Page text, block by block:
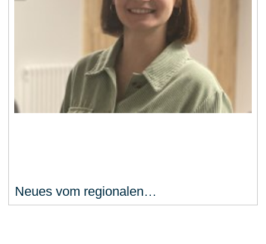
Neues vom regionalen…